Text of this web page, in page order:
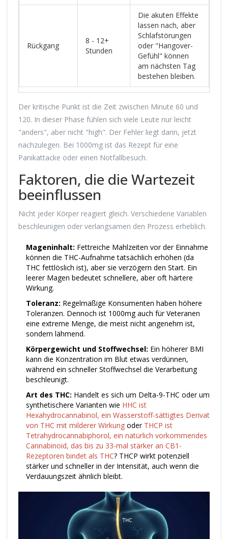
Rückgang
8 - 12+
Stunden
Die akuten Effekte
lassen nach, aber
Schlafstörungen
oder "Hangover-
Gefühl" können
am nächsten Tag
bestehen bleiben.
Der kritische Punkt ist die Zeit zwischen Minute 60 und
120. In dieser Phase fühlen sich viele Leute nur leicht
"anders", aber nicht "high". Der Fehler liegt darin, jetzt
nachzulegen. Bei 1000mg ist das Rezept für eine
Panikattacke oder einen Notfallbesuch.
Faktoren, die die Wartezeit
beeinflussen
Nicht jeder Körper reagiert gleich. Verschiedene Variablen
beschleunigen oder verlangsamen den Prozess erheblich.
Mageninhalt: Fettreiche Mahlzeiten vor der Einnahme
können die THC-Aufnahme tatsächlich erhöhen (da
THC fettlöslich ist), aber sie verzögern den Start. Ein
leerer Magen bedeutet schnellere, aber oft härtere
Wirkung.
Toleranz: Regelmäßige Konsumenten haben höhere
Toleranzen. Dennoch ist 1000mg auch für Veteranen
eine extreme Menge, die meist nicht angenehm ist,
sondern lähmend.
Körpergewicht und Stoffwechsel: Ein höherer BMI
kann die Konzentration im Blut etwas verdünnen,
während ein schneller Stoffwechsel die Verarbeitung
beschleunigt.
Art des THC: Handelt es sich um Delta-9-THC oder um
synthetischere Varianten wie HHC ist
Hexahydrocannabinol, ein Wasserstoff-sättigtes Derivat
von THC mit milderer Wirkung oder THCP ist
Tetrahydrocannabiphorol, ein natürlich vorkommendes
Cannabinoid, das bis zu 33-mal stärker an CB1-
Rezeptoren bindet als THC? THCP wirkt potenziell
stärker und schneller in der Intensität, auch wenn die
Verdauungszeit ähnlich bleibt.